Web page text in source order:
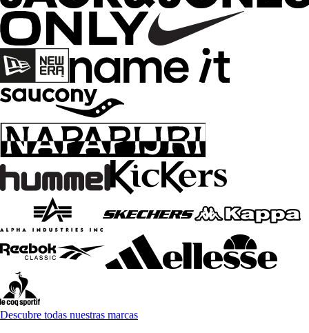
Descubre todas nuestras marcas